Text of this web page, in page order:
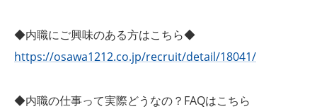
◆内職にご興味のある方はこちら◆
https://osawa1212.co.jp/recruit/detail/18041/
◆内職の仕事って実際どうなの？FAQはこちら